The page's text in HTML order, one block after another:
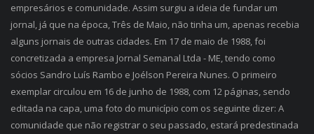
empresários e comunidade. Assim surgiu a ideia de fundar um
jornal, já que na época, Três de Maio, não tinha um, apenas recebia
alguns jornais de outras cidades. Em 17 de maio de 1988, foi
concretizada a empresa Jornal Semanal Ltda - ME, tendo como
sócios Sandro Luís Rambo e Joélson Pereira Nunes. O primeiro
exemplar circulou em 16 de junho de 1988, com 12 páginas, sendo
editada na capa, uma foto do município com os seguinte dizer: A
comunidade que não registrar o seu passado, estará predestinada